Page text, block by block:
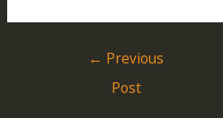
← Previous
Post